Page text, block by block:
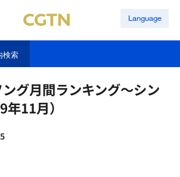
Language
検索
グ月間ランキング～シン
11月）